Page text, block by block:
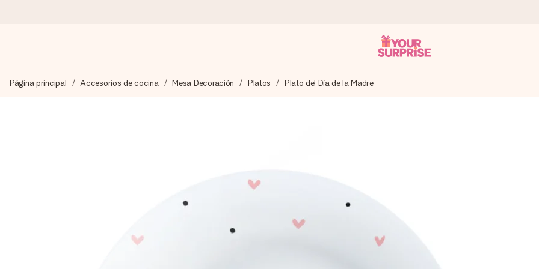
Preparamos tu regalo con cuidado y lo enviamos al vuelo, para que lo entregues en el momento perfecto, cuando más importa.
Crea algo único en pocos pasos – con su nombre, tu foto o un mensaje que llegue al corazón. Sin complicaciones, solo todo el
Página principal Accesorios de cocina Mesa Decoración Platos Plato del Día de la Madre